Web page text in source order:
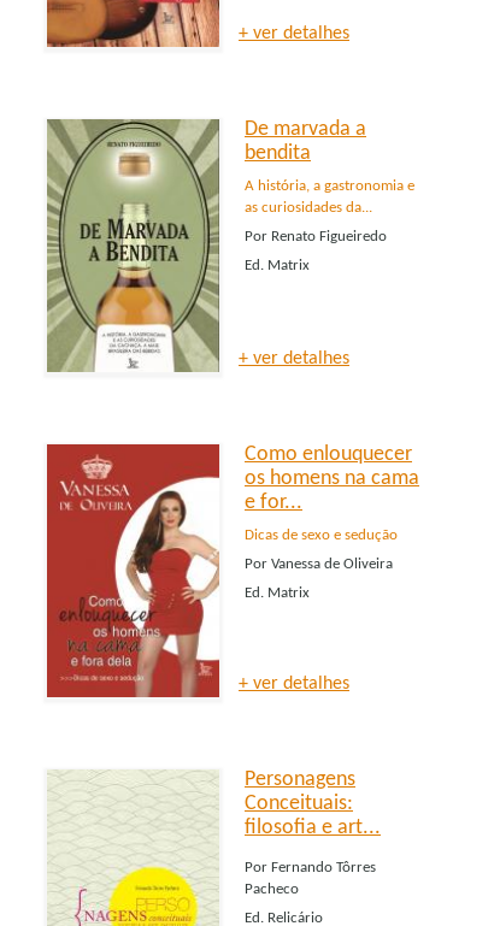
+ ver detalhes
De marvada a
bendita
A história, a gastronomia e
as curiosidades da...
Por Renato Figueiredo
Ed. Matrix
+ ver detalhes
Como enlouquecer
os homens na cama
e for...
Dicas de sexo e sedução
Por Vanessa de Oliveira
Ed. Matrix
+ ver detalhes
Personagens
Conceituais:
filosofia e art...
Por Fernando Tôrres
Pacheco
Ed. Relicário